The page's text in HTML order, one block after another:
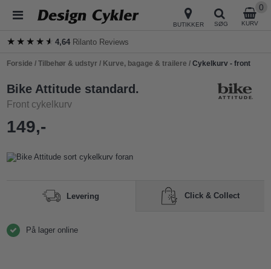
BUTIKKER SØG KURV
0
★★★★★
★★★★★4,64 Rilanto Reviews
Forside /Tilbehør & udstyr / Kurve, bagage & trailere /Cykelkurv - front
Bike Attitude standard.
Front cykelkurv
149,-
Levering Click & Collect
På lager online